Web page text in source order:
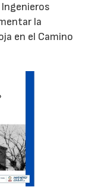
la
en el Camino